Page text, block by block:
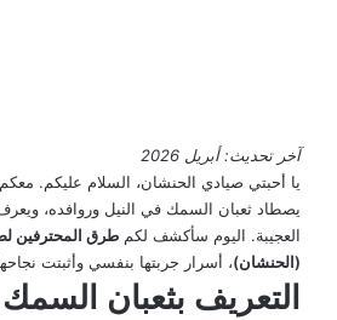
آخر تحديث: أبريل 2026
يا أحبتي صيادي الحنشان، السلام عليكم.
يصطاد ثعبان السمك في النيل وروافده،
العجيبة. اليوم سأكشف لكم طرق المحترفين
(الحنشان)، أسرار جربتها بنفسي وأثبتت
التعريف بثعبان